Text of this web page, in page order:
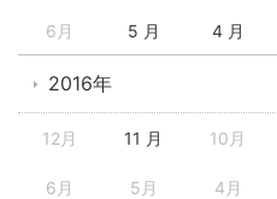
6月 5 月 4 月
2016年
12月 11 月 10月
6月 5月 4月